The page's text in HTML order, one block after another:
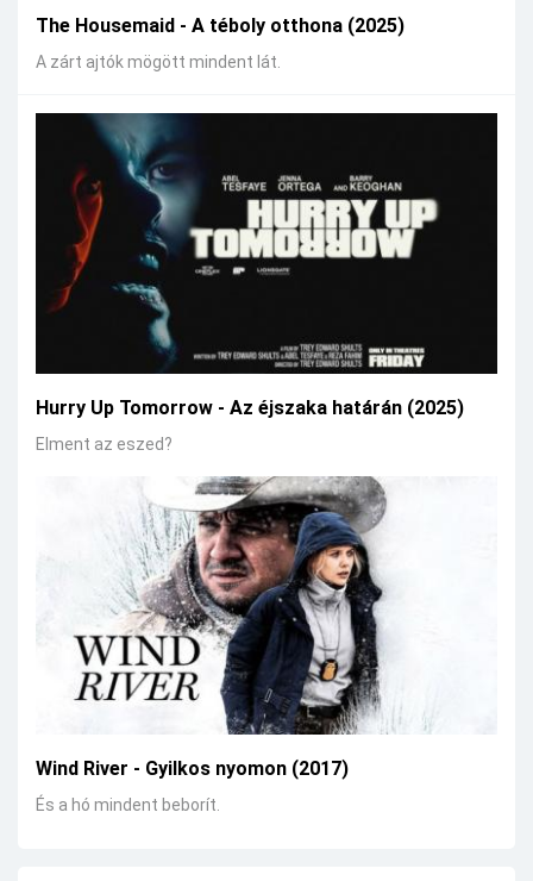
The Housemaid - A téboly otthona (2025)
A zárt ajtók mögött mindent lát.
Hurry Up Tomorrow - Az éjszaka határán (2025)
Elment az eszed?
Wind River - Gyilkos nyomon (2017)
És a hó mindent beborít.